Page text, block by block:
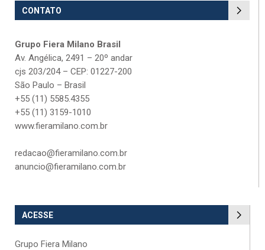
CONTATO
Grupo Fiera Milano Brasil
Av. Angélica, 2491 – 20º andar
cjs 203/204 – CEP: 01227-200
São Paulo – Brasil
+55 (11) 5585.4355
+55 (11) 3159-1010
www.fieramilano.com.br
redacao@fieramilano.com.br
anuncio@fieramilano.com.br
ACESSE
Grupo Fiera Milano